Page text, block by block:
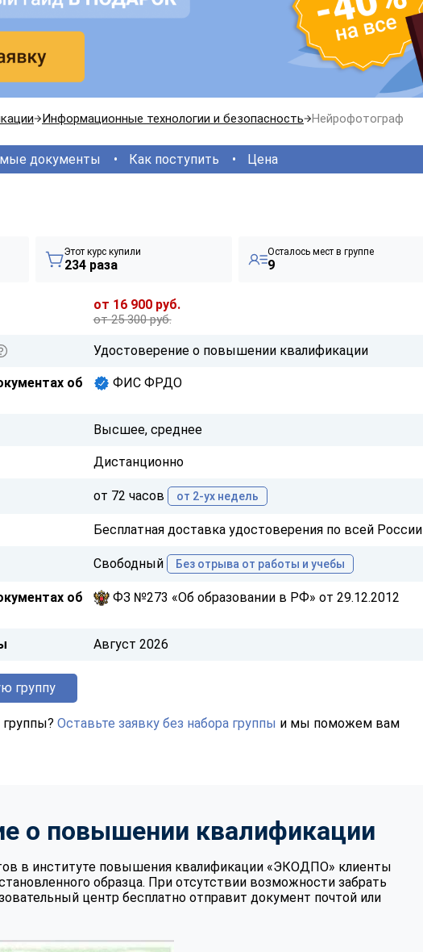
Информационные технологии и безопасность Нейрофотограф
документы Как поступить Цена
Этот курс купили
234 раза
Осталось мест в группе
9
от 16 900 руб.
от 25 300 руб.
Удостоверение о повышении квалификации
об
ФИС ФРДО
Высшее, среднее
Дистанционно
от 72 часов от 2-ух недель
Бесплатная доставка удостоверения по всей России
Свободный Без отрыва от работы и учебы
об
ФЗ №273 «Об образовании в РФ» от 29.12.2012
Август 2026
группу
Оставьте заявку без набора группы и мы поможем вам
о повышении квалификации
в институте повышения квалификации «ЭКОДПО» клиенты
образца. При отсутствии возможности забрать
центр бесплатно отправит документ почтой или